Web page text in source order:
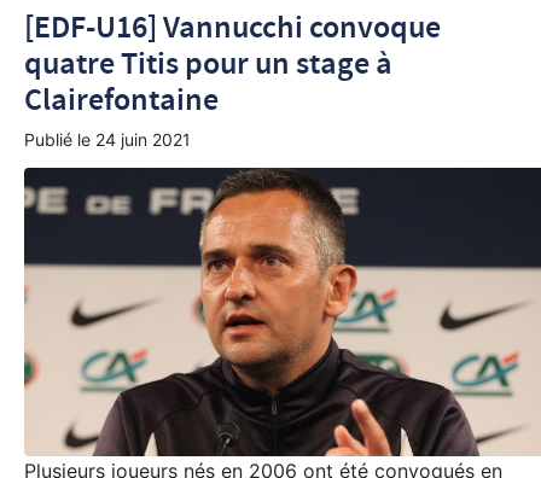
[EDF-U16] Vannucchi convoque
quatre Titis pour un stage à
Clairefontaine
Publié le 24 juin 2021
Plusieurs joueurs nés en 2006 ont été convoqués en